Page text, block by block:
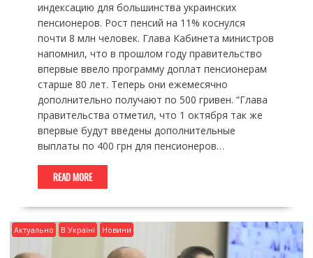
индексацию для большинства украинских
пенсионеров. Рост пенсий на 11% коснулся
почти 8 млн человек. Глава Кабинета министров
напомнил, что в прошлом году правительство
впервые ввело программу доплат пенсионерам
старше 80 лет. Теперь они ежемесячно
дополнительно получают по 500 гривен. “Глава
правительства отметил, что 1 октября так же
впервые будут введены дополнительные
выплаты по 400 грн для пенсионеров…
READ MORE
Актуально В Україні Новини